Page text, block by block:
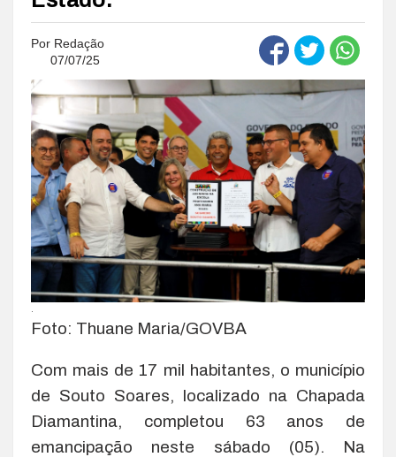
Por Redação
07/07/25
Foto: Thuane Maria/GOVBA
Com mais de 17 mil habitantes, o município
de Souto Soares, localizado na Chapada
Diamantina, completou 63 anos de
emancipação neste sábado (05). Na